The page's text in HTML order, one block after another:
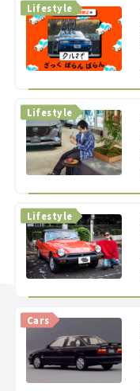
Lifestyle
Lifestyle
Lifestyle
Cars